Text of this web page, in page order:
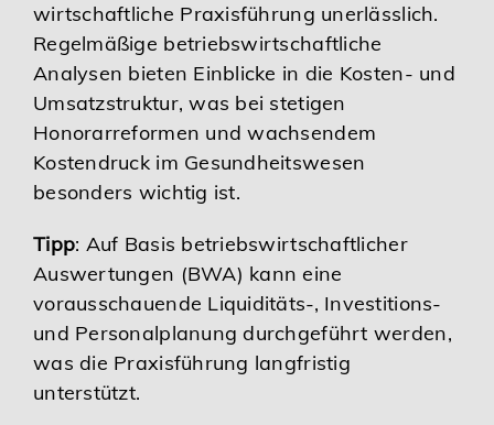
wirtschaftliche Praxisführung unerlässlich.
Regelmäßige betriebswirtschaftliche
Analysen bieten Einblicke in die Kosten- und
Umsatzstruktur, was bei stetigen
Honorarreformen und wachsendem
Kostendruck im Gesundheitswesen
besonders wichtig ist.
Tipp: Auf Basis betriebswirtschaftlicher
Auswertungen (BWA) kann eine
vorausschauende Liquiditäts-, Investitions-
und Personalplanung durchgeführt werden,
was die Praxisführung langfristig
unterstützt.